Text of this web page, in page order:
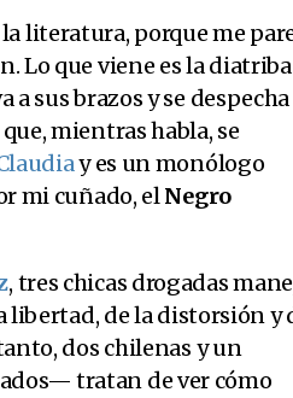
literatura, porque me
Lo que viene es la
sus brazos y se despecha
mientras habla, se
y es un monólogo
mi cuñado, elNegro
, tres chicas drogadas
libertad, de la distorsión y
dos chilenas y un
tratan de ver cómo